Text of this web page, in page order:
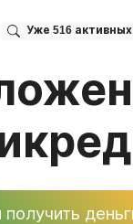
Уже 516 активных
получить